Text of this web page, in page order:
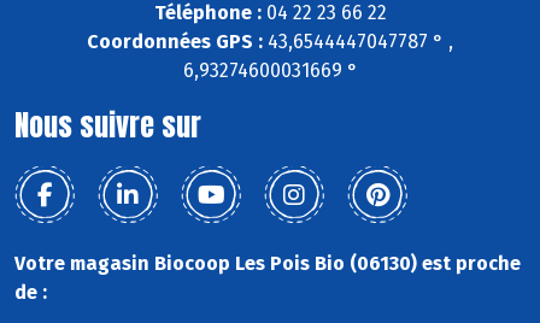
Téléphone :04 22 23 66 22
Coordonnées GPS : 43,6544447047787 ° ,
6,93274600031669 °
Nous suivre sur
Votre magasin Biocoop Les Pois Bio (06130) est proche
de :